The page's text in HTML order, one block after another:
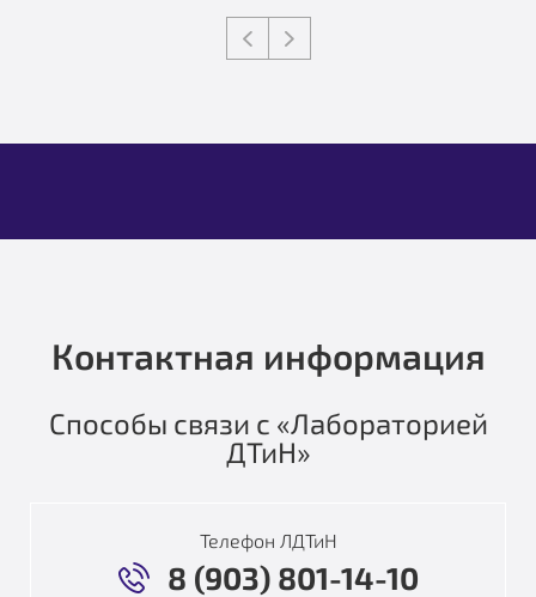
Контактная информация
Способы связи с «Лабораторией
ДТиН»
Телефон ЛДТиН
8 (903) 801-14-10